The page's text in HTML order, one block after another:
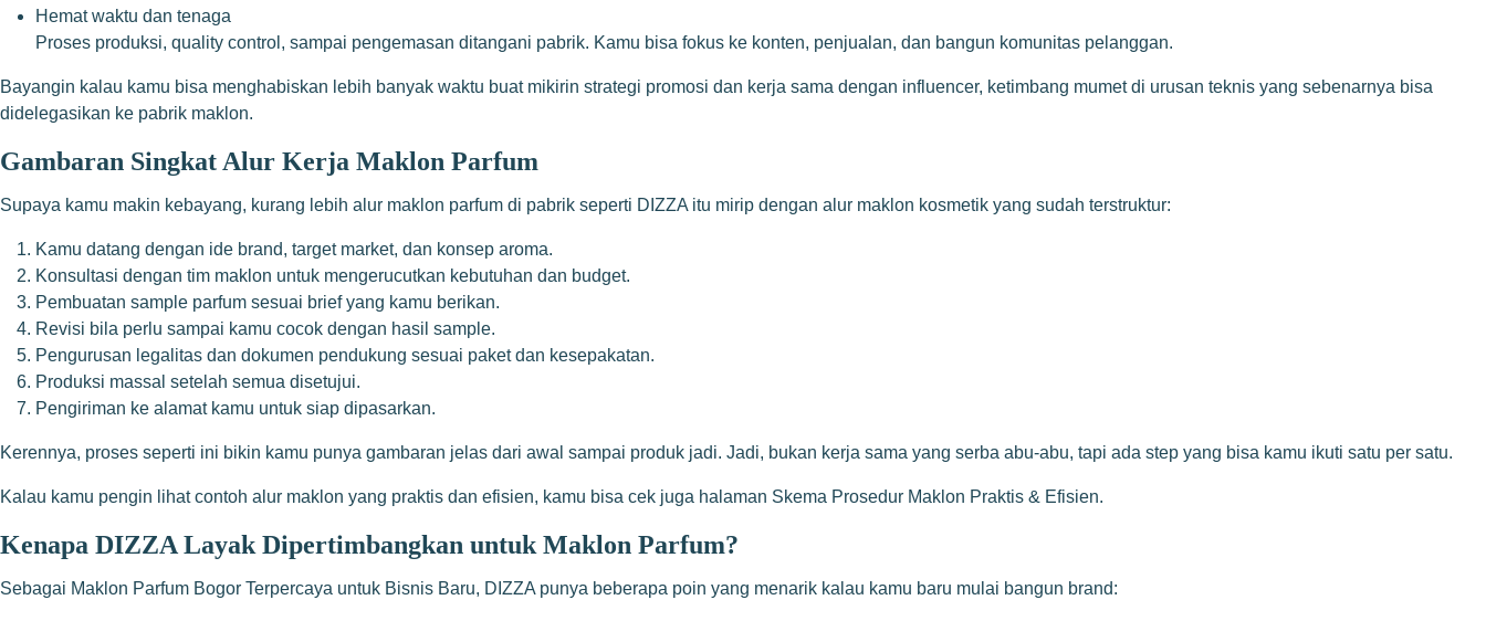
Hemat waktu dan tenaga
Proses produksi, quality control, sampai pengemasan ditangani pabrik. Kamu bisa fokus ke konten, penjualan, dan bangun komunitas pelanggan.
Bayangin kalau kamu bisa menghabiskan lebih banyak waktu buat mikirin strategi promosi dan kerja sama dengan influencer, ketimbang mumet di urusan teknis yang sebenarnya bisa
didelegasikan ke pabrik maklon.
Gambaran Singkat Alur Kerja Maklon Parfum
Supaya kamu makin kebayang, kurang lebih alur maklon parfum di pabrik seperti DIZZA itu mirip dengan alur maklon kosmetik yang sudah terstruktur:
Kamu datang dengan ide brand, target market, dan konsep aroma.
Konsultasi dengan tim maklon untuk mengerucutkan kebutuhan dan budget.
Pembuatan sample parfum sesuai brief yang kamu berikan.
Revisi bila perlu sampai kamu cocok dengan hasil sample.
Pengurusan legalitas dan dokumen pendukung sesuai paket dan kesepakatan.
Produksi massal setelah semua disetujui.
Pengiriman ke alamat kamu untuk siap dipasarkan.
Kerennya, proses seperti ini bikin kamu punya gambaran jelas dari awal sampai produk jadi. Jadi, bukan kerja sama yang serba abu-abu, tapi ada step yang bisa kamu ikuti satu per satu.
Kalau kamu pengin lihat contoh alur maklon yang praktis dan efisien, kamu bisa cek juga halaman Skema Prosedur Maklon Praktis & Efisien.
Kenapa DIZZA Layak Dipertimbangkan untuk Maklon Parfum?
Sebagai Maklon Parfum Bogor Terpercaya untuk Bisnis Baru, DIZZA punya beberapa poin yang menarik kalau kamu baru mulai bangun brand: